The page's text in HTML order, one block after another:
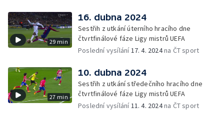
29 min
16. dubna 2024
Sestřih z utkání úterního hracího dne
čtvrtfinálové fáze Ligy mistrů UEFA
Poslední vysílání17. 4. 2024na ČT sport
27 min
10. dubna 2024
Sestřih z utkání středečního hracího dne
čtvrtfinálové fáze Ligy mistrů UEFA
Poslední vysílání11. 4. 2024na ČT sport